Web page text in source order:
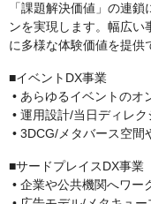
「課題解決価値」の連
ンを実現します。幅広い
に多様な体験価値を提供
■イベントDX事業
• あらゆるイベントのオ
• 運用設計/当日ディレ
• 3DCG/メタバース空間
■サードプレイスDX事業
• 企業や公共機関へワー